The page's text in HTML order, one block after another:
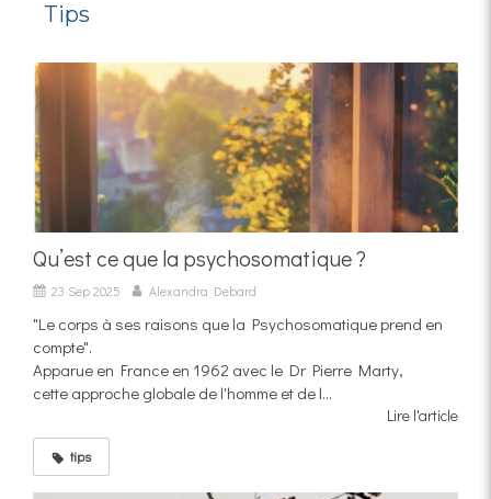
Tips
Qu’est ce que la psychosomatique ?
23 Sep 2025 Alexandra Debard
"Le corps à ses raisons que la Psychosomatique prend en
compte".
Apparue en France en 1962 avec le Dr Pierre Marty,
cette approche globale de l'homme et de l...
Lire l'article
tips